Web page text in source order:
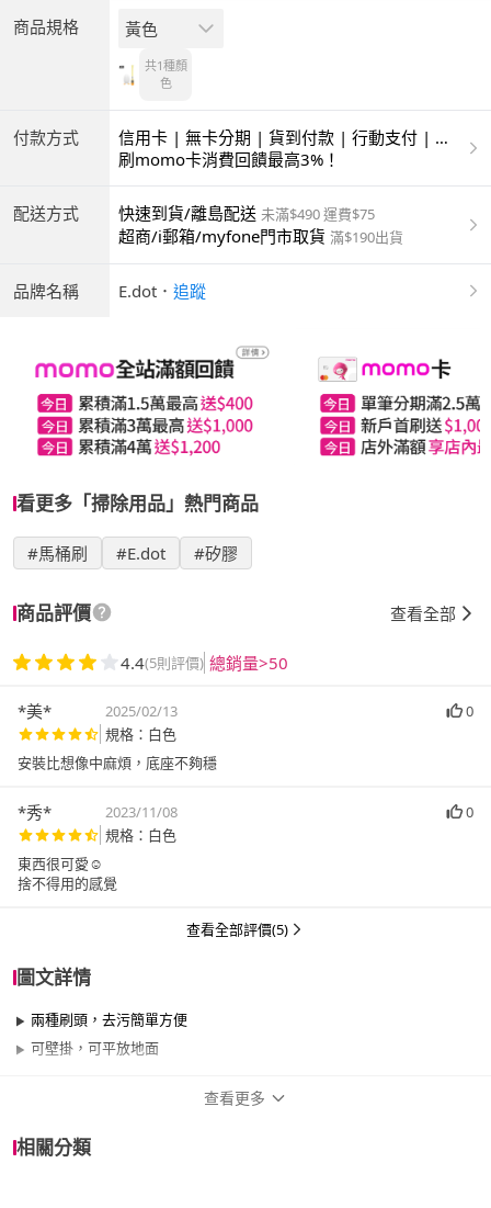
商品規格 黃色
共1種顏
色
付款方式
信用卡 | 無卡分期 | 貨到付款 | 行動支付 | 超
商付款 | ATM | 銀聯卡
刷momo卡消費回饋最高3%！
配送方式 快速到貨/離島配送 未滿$490 運費$75
超商/i郵箱/myfone門市取貨 滿$190出貨
品牌名稱 E.dot ． 追蹤
看更多「掃除用品」熱門商品
#馬桶刷 #E.dot #矽膠
商品評價 查看全部
4.4(5則評價) 總銷量>50
*美* 2025/02/13
0
規格：白色
安裝比想像中麻煩，底座不夠穩
*秀* 2023/11/08
0
規格：白色
東西很可愛☺️
捨不得用的感覺
查看全部評價(5)
圖文詳情
兩種刷頭，去污簡單方便
可壁掛，可平放地面
查看更多
相關分類